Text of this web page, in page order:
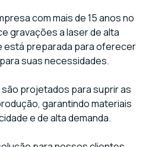
com mais de 15 anos no
gravações a laser de alta
está preparada para oferecer
suas necessidades.
projetados para suprir as
garantindo materiais
e de alta demanda.